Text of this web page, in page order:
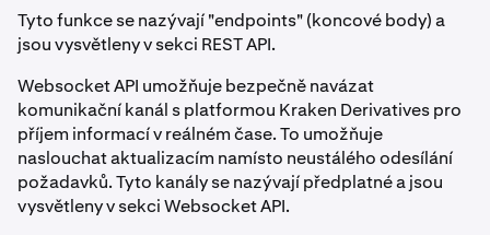
Tyto funkce se nazývají "endpoints" (koncové body) a
jsou vysvětleny v sekci REST API.
Websocket API umožňuje bezpečně navázat
komunikační kanál s platformou Kraken Derivatives pro
příjem informací v reálném čase. To umožňuje
naslouchat aktualizacím namísto neustálého odesílání
požadavků. Tyto kanály se nazývají předplatné a jsou
vysvětleny v sekci Websocket API.